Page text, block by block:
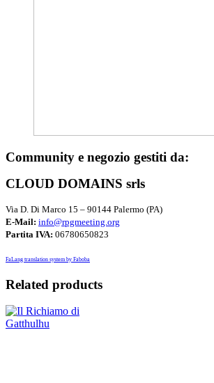
Community e negozio gestiti da:
CLOUD DOMAINS srls
Via D. Di Marco 15 – 90144 Palermo (PA)
E-Mail: info@rpgmeeting.org
Partita IVA: 06780650823
FaLang translation system by Faboba
Related products